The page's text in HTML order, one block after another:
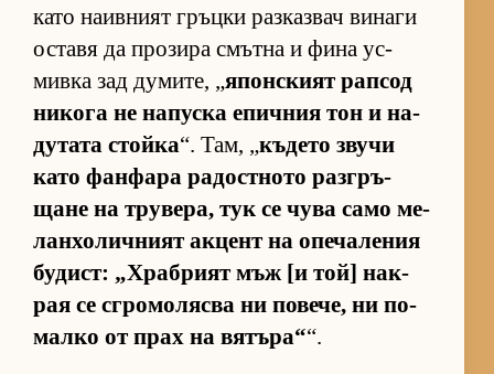
като на­ив­ният гръцки раз­каз­вач ви­наги
ос­тавя да про­зира смътна и фина ус­
мивка зад ду­ми­те, „япон­с­кият рап­сод
ни­кога не на­пуска епич­ния тон и на­
ду­тата стойка“. Там, „къ­дето звучи
като фан­фара ра­дос­т­ното раз­г­ръ­
щане на тру­ве­ра, тук се чува само ме­
лан­хо­лич­ният ак­цент на опе­ча­ле­ния
бу­дист: „Храб­рият мъж [и той] нак­
рая се сгро­мо­лясва ни по­ве­че, ни по-
малко от прах на вя­тъ­ра““.